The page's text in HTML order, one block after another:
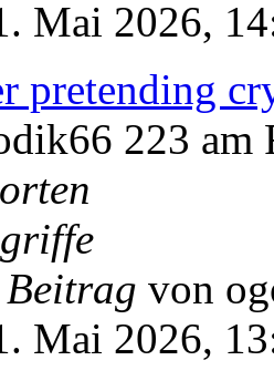
Mai 2026,
pretending
223 am
von
Mai 2026,